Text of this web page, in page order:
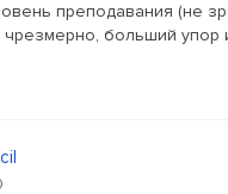
преподавания (не
чрезмерно, больший